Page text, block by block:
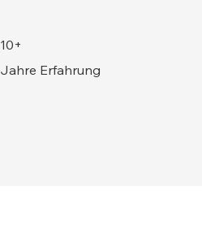
10+
Jahre Erfahrung